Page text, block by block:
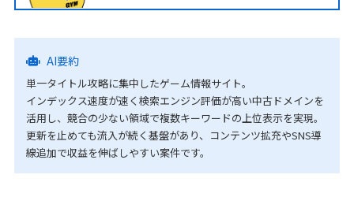
AI要約
単一タイトル攻略に集中したゲーム情報サイト。
インデックス速度が速く検索エンジン評価が高い中古ドメインを
活用し、競合の少ない領域で複数キーワードの上位表示を実現。
更新を止めても流入が続く基盤があり、コンテンツ拡充やSNS導
線追加で収益を伸ばしやすい案件です。